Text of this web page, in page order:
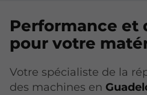
Performance et
pour votre
Votre spécialiste de la
des machines en